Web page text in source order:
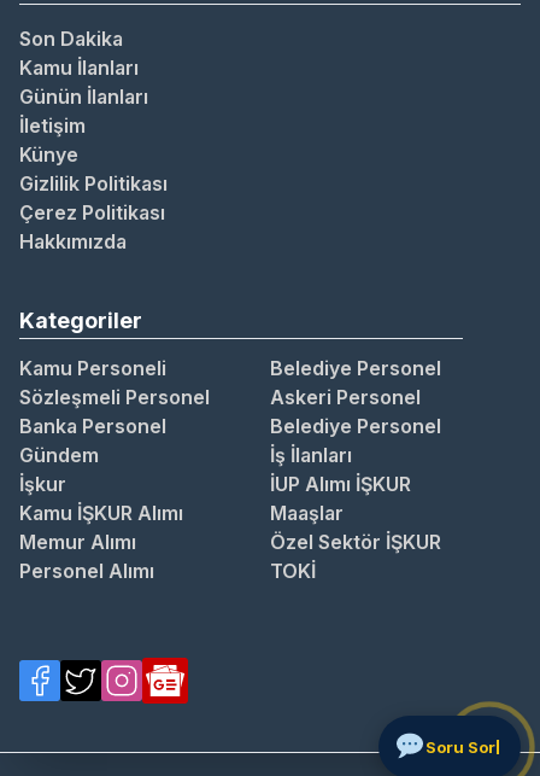
Son Dakika
Kamu İlanları
Günün İlanları
İletişim
Künye
Gizlilik Politikası
Çerez Politikası
Hakkımızda
Kategoriler
Kamu Personeli
Belediye Personel
Sözleşmeli Personel
Askeri Personel
Banka Personel
Belediye Personel
Gündem
İş İlanları
İşkur
İUP Alımı İŞKUR
Kamu İŞKUR Alımı
Maaşlar
Memur Alımı
Özel Sektör İŞKUR
Personel Alımı
TOKİ